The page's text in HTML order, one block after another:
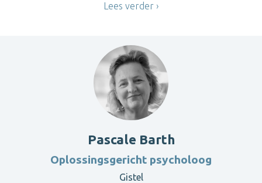
Lees verder
Pascale Barth
Oplossingsgericht psycholoog
Gistel